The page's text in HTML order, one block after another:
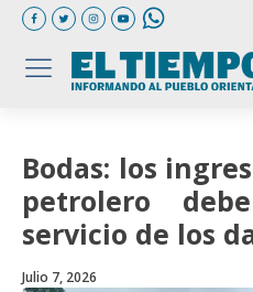
Bodas: los
petrolero
servicio de los
Julio 7, 2026